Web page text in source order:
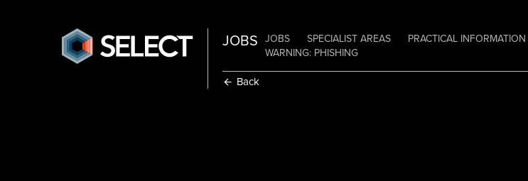
JOBS JOBS SPECIALIST AREAS PRACTICAL INFORMATION
WARNING: PHISHING
Back